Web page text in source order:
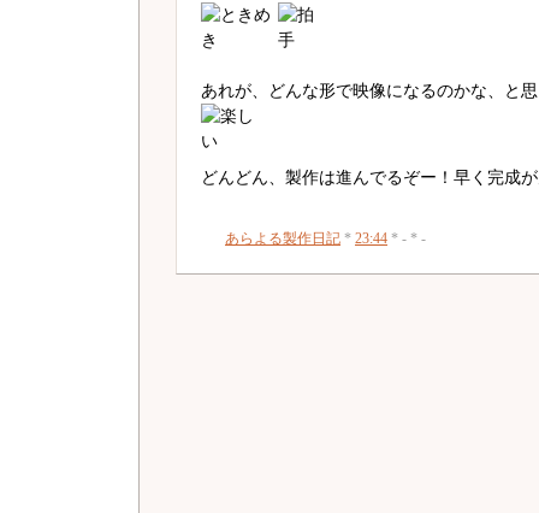
あれが、どんな形で映像になるのかな、と
どんどん、製作は進んでるぞー！早く完成
あらよる製作日記 * 23:44 * - * -